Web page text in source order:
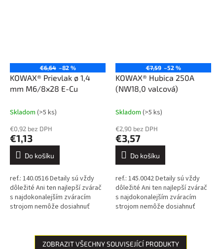
€6,64 –82 %
KOWAX® Prievlak ø 1,4
mm M6/8x28 E-Cu
Skladom (>5 ks)
€0,92 bez DPH
€1,13
Do košíku
ref.: 140.0516 Detaily sú vždy
dôležité Ani ten najlepší zvárač
s najdokonalejším zváracím
strojom nemôže dosiahnuť
spotrebné...
€7,59 –52 %
KOWAX® Hubica 250A
(NW18,0 valcová)
Skladom (>5 ks)
€2,90 bez DPH
€3,57
Do košíku
ref.: 145.0042 Detaily sú vždy
dôležité Ani ten najlepší zvárač
s najdokonalejším zváracím
strojom nemôže dosiahnuť
spotrebné...
ZOBRAZIT VŠECHNY SOUVISEJÍCÍ PRODUKTY